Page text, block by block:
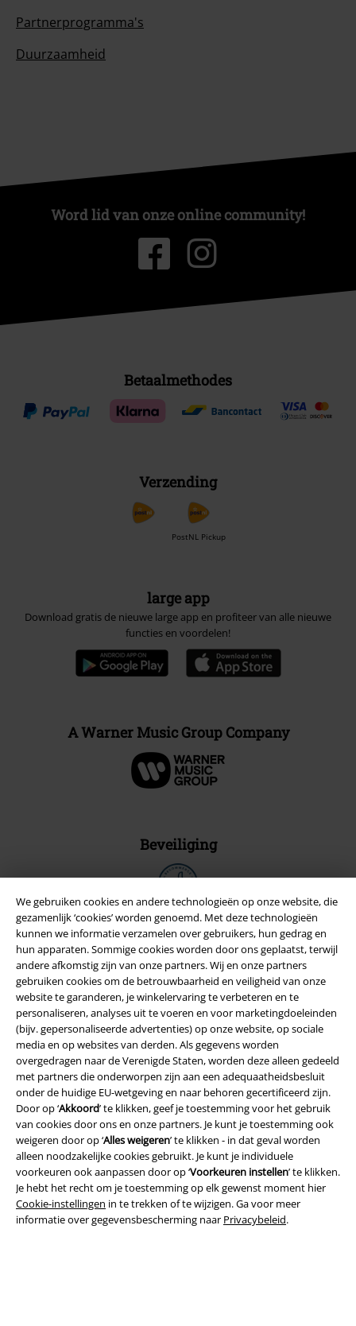
We gebruiken cookies en andere technologieën op onze website, die
gezamenlijk ‘cookies’ worden genoemd. Met deze technologieën
kunnen we informatie verzamelen over gebruikers, hun gedrag en
hun apparaten. Sommige cookies worden door ons geplaatst, terwijl
andere afkomstig zijn van onze partners. Wij en onze partners
gebruiken cookies om de betrouwbaarheid en veiligheid van onze
website te garanderen, je winkelervaring te verbeteren en te
personaliseren, analyses uit te voeren en voor marketingdoeleinden
(bijv. gepersonaliseerde advertenties) op onze website, op sociale
media en op websites van derden. Als gegevens worden
overgedragen naar de Verenigde Staten, worden deze alleen gedeeld
met partners die onderworpen zijn aan een adequaatheidsbesluit
onder de huidige EU-wetgeving en naar behoren gecertificeerd zijn.
Door op ‘Akkoord’ te klikken, geef je toestemming voor het gebruik
van cookies door ons en onze partners. Je kunt je toestemming ook
weigeren door op ‘Alles weigeren’ te klikken - in dat geval worden
alleen noodzakelijke cookies gebruikt. Je kunt je individuele
voorkeuren ook aanpassen door op ‘Voorkeuren instellen’ te klikken.
Je hebt het recht om je toestemming op elk gewenst moment hier
Cookie-instellingen in te trekken of te wijzigen. Ga voor meer
informatie over gegevensbescherming naar Privacybeleid.
Partnerprogramma's
Duurzaamheid
Word lid van onze online community!
Betaalmethodes
Verzending
PostNL Pickup
large app
Download gratis de nieuwe large app en profiteer van alle nieuwe
functies en voordelen!
A Warner Music Group Company
Beveiliging
Legal
Algemene Voorwaarden
Bedrijfsgegevens
Privacyverklaring
Verklaring van conformiteit